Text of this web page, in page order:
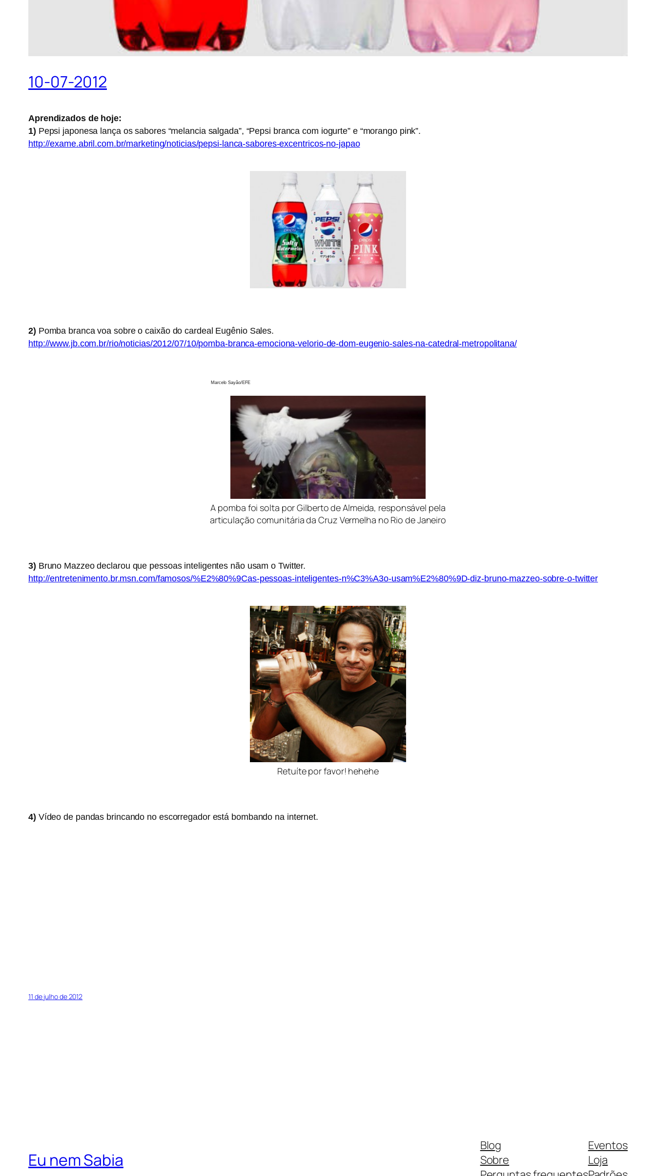
10-07-2012
Aprendizados de hoje:
1) Pepsi japonesa lança os sabores “melancia salgada”, “Pepsi branca com iogurte” e “morango pink”.
http://exame.abril.com.br/marketing/noticias/pepsi-lanca-sabores-excentricos-no-japao
2) Pomba branca voasobre o caixão do cardeal Eugênio Sales.
http://www.jb.com.br/rio/noticias/2012/07/10/pomba-branca-emociona-velorio-de-dom-eugenio-sales-na-catedral-metropolitana/
Marcelo Sayão/EFE
A pomba foi solta por Gilberto de Almeida, responsável pela
articulação comunitária da Cruz Vermelha no Rio de Janeiro
3) Bruno Mazzeo declarou que pessoas inteligentes não usam o Twitter.
http://entretenimento.br.msn.com/famosos/%E2%80%9Cas-pessoas-inteligentes-n%C3%A3o-usam%E2%80%9D-diz-bruno-mazzeo-sobre-o-twitter
Retuíte por favor! hehehe
4) Vídeo de pandas brincando no escorregador está bombando na internet.
11 de julho de 2012
Eu nem Sabia
Blog
Sobre
Eventos
Loja